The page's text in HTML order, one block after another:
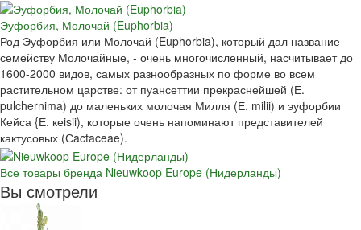
Эуфорбия, Молочай (Euphorbia)
Род Эуфорбия или Молочай (Euphorbia), который дал название
семейству Молочайные, - очень многочисленный, насчитывает до
1600-2000 видов, самых разнообразных по форме во всем
растительном царстве: от пуансеттии прекраснейшей (Е.
pulchernima) до маленьких молочая Милля (Е. milii) и эуфорбии
Кейса {Е. кеisii), которые очень напоминают представителей
кактусовых (Сactaceae).
Все товары бренда Nieuwkoop Europe (Нидерланды)
Вы смотрели